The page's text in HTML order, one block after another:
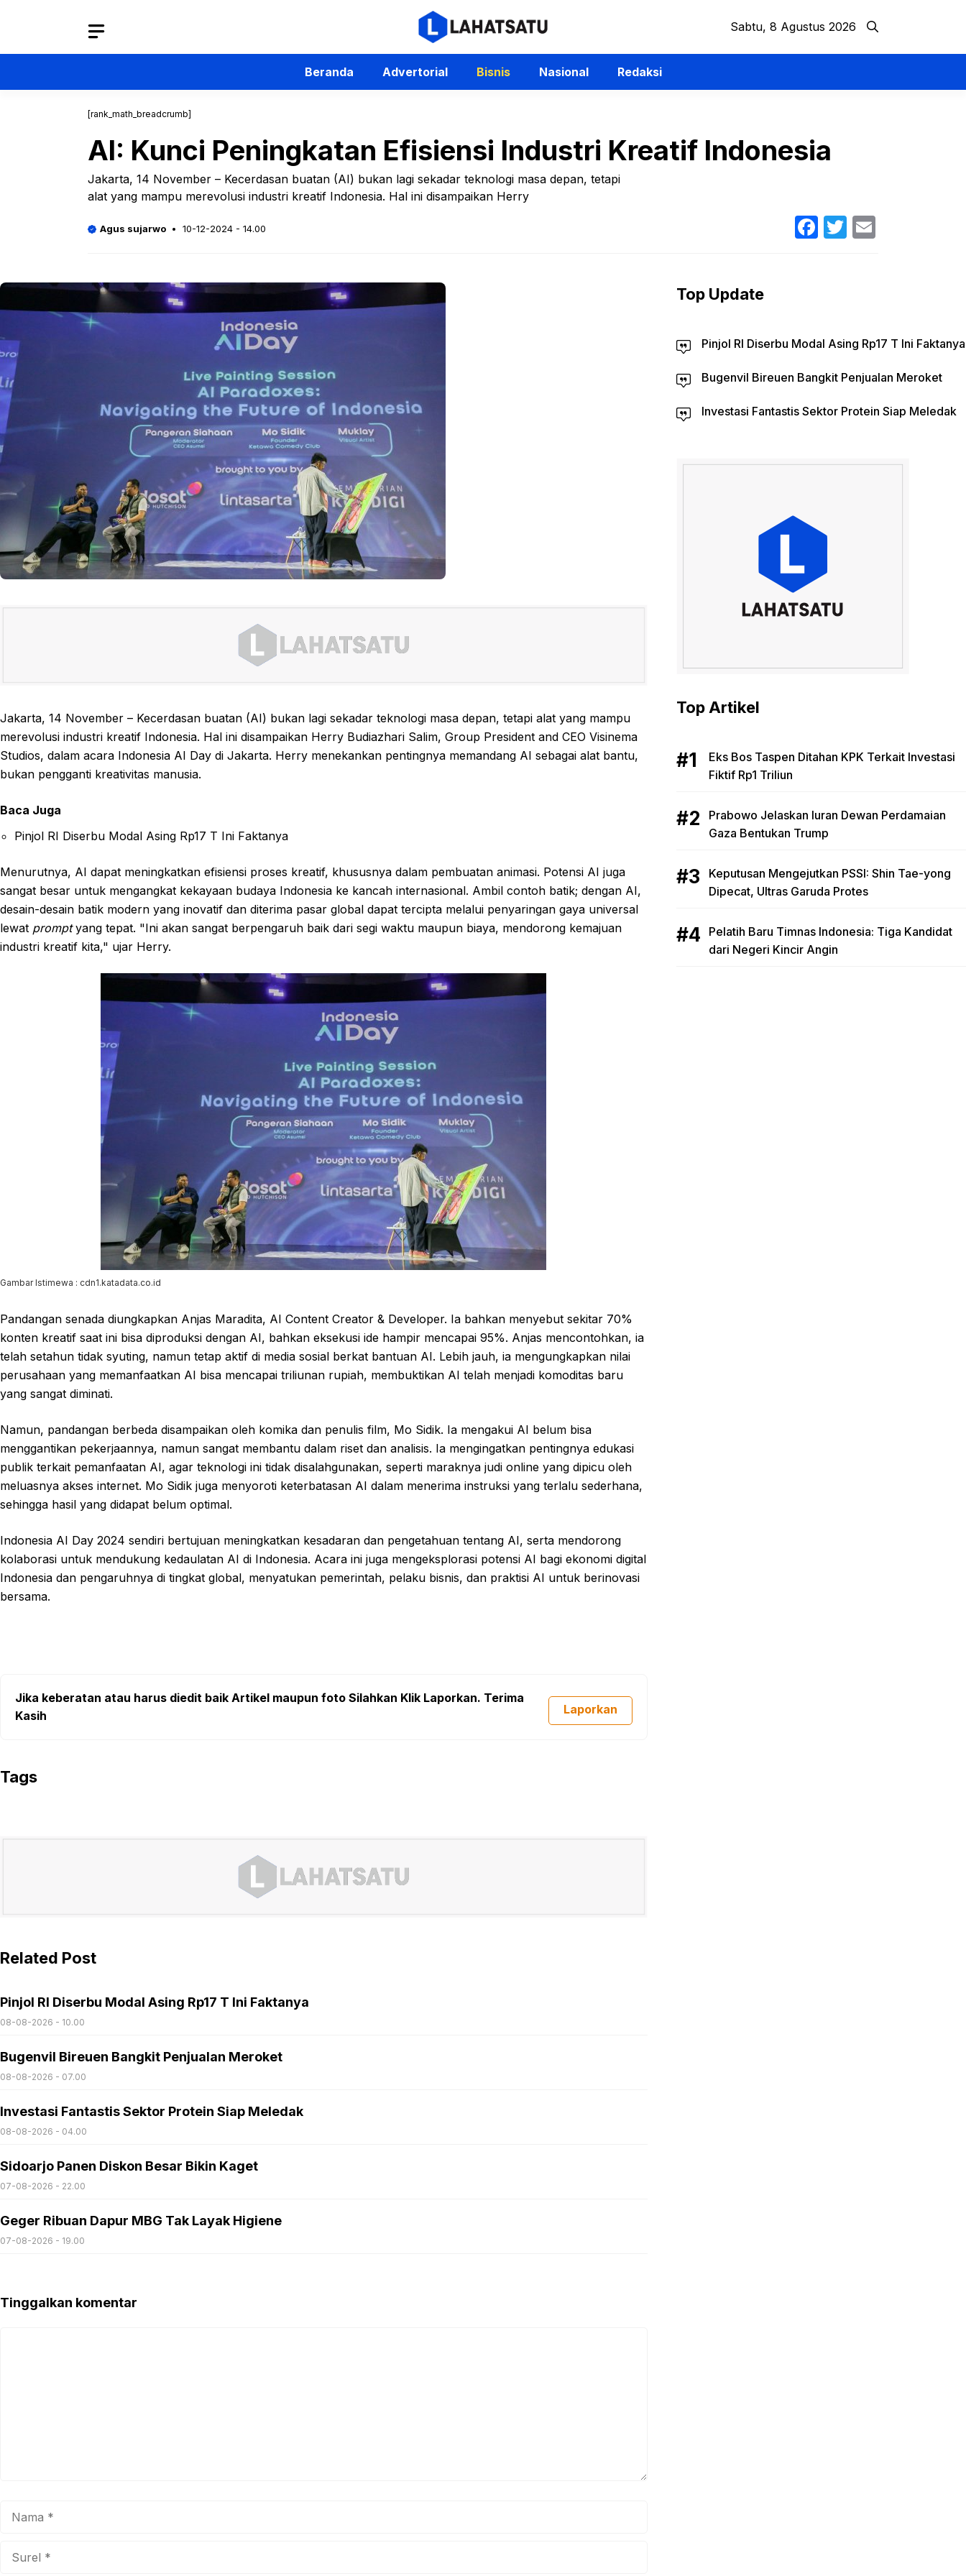
Sabtu, 8 Agustus 2026
Beranda Advertorial Bisnis Nasional Redaksi
[rank_math_breadcrumb]
AI: Kunci Peningkatan Efisiensi Industri Kreatif Indonesia
Jakarta, 14 November – Kecerdasan buatan (AI) bukan lagi sekadar teknologi masa depan, tetapi
alat yang mampu merevolusi industri kreatif Indonesia. Hal ini disampaikan Herry
Agus sujarwo 10-12-2024 - 14.00 Facebook
Twitter
Jakarta, 14 November – Kecerdasan buatan (AI) bukan lagi sekadar teknologi masa depan, tetapi alat yang mampu
merevolusi industri kreatif Indonesia. Hal ini disampaikan Herry Budiazhari Salim, Group President and CEO Visinema
Studios, dalam acara Indonesia AI Day di Jakarta. Herry menekankan pentingnya memandang AI sebagai alat bantu,
bukan pengganti kreativitas manusia.
Baca Juga
Pinjol RI Diserbu Modal Asing Rp17 T Ini Faktanya
Menurutnya, AI dapat meningkatkan efisiensi proses kreatif, khususnya dalam pembuatan animasi. Potensi AI juga
sangat besar untuk mengangkat kekayaan budaya Indonesia ke kancah internasional. Ambil contoh batik; dengan AI,
desain-desain batik modern yang inovatif dan diterima pasar global dapat tercipta melalui penyaringan gaya universal
lewat promptyang tepat. "Ini akan sangat berpengaruh baik dari segi waktu maupun biaya, mendorong kemajuan
industri kreatif kita," ujar Herry.
Gambar Istimewa : cdn1.katadata.co.id
Pandangan senada diungkapkan Anjas Maradita, AI Content Creator & Developer. Ia bahkan menyebut sekitar 70%
konten kreatif saat ini bisa diproduksi dengan AI, bahkan eksekusi ide hampir mencapai 95%. Anjas mencontohkan, ia
telah setahun tidak syuting, namun tetap aktif di media sosial berkat bantuan AI. Lebih jauh, ia mengungkapkan nilai
perusahaan yang memanfaatkan AI bisa mencapai triliunan rupiah, membuktikan AI telah menjadi komoditas baru
yang sangat diminati.
Namun, pandangan berbeda disampaikan oleh komika dan penulis film, Mo Sidik. Ia mengakui AI belum bisa
menggantikan pekerjaannya, namun sangat membantu dalam riset dan analisis. Ia mengingatkan pentingnya edukasi
publik terkait pemanfaatan AI, agar teknologi ini tidak disalahgunakan, seperti maraknya judi online yang dipicu oleh
meluasnya akses internet. Mo Sidik juga menyoroti keterbatasan AI dalam menerima instruksi yang terlalu sederhana,
sehingga hasil yang didapat belum optimal.
Indonesia AI Day 2024 sendiri bertujuan meningkatkan kesadaran dan pengetahuan tentang AI, serta mendorong
kolaborasi untuk mendukung kedaulatan AI di Indonesia. Acara ini juga mengeksplorasi potensi AI bagi ekonomi digital
Indonesia dan pengaruhnya di tingkat global, menyatukan pemerintah, pelaku bisnis, dan praktisi AI untuk berinovasi
bersama.
Jika keberatan atau harus diedit baik Artikel maupun foto Silahkan Klik Laporkan. Terima
Kasih
Laporkan
Tags
Related Post
Pinjol RI Diserbu Modal Asing Rp17 T Ini Faktanya
08-08-2026 - 10.00
Bugenvil Bireuen Bangkit Penjualan Meroket
08-08-2026 - 07.00
Investasi Fantastis Sektor Protein Siap Meledak
08-08-2026 - 04.00
Sidoarjo Panen Diskon Besar Bikin Kaget
07-08-2026 - 22.00
Geger Ribuan Dapur MBG Tak Layak Higiene
07-08-2026 - 19.00
Tinggalkan komentar
Top Update
Pinjol RI Diserbu Modal Asing Rp17 T Ini Faktanya
Bugenvil Bireuen Bangkit Penjualan Meroket
Investasi Fantastis Sektor Protein Siap Meledak
Top Artikel
Eks Bos Taspen Ditahan KPK Terkait Investasi
Fiktif Rp1 Triliun
Prabowo Jelaskan Iuran Dewan Perdamaian
Gaza Bentukan Trump
Keputusan Mengejutkan PSSI: Shin Tae-yong
Dipecat, Ultras Garuda Protes
Pelatih Baru Timnas Indonesia: Tiga Kandidat
dari Negeri Kincir Angin